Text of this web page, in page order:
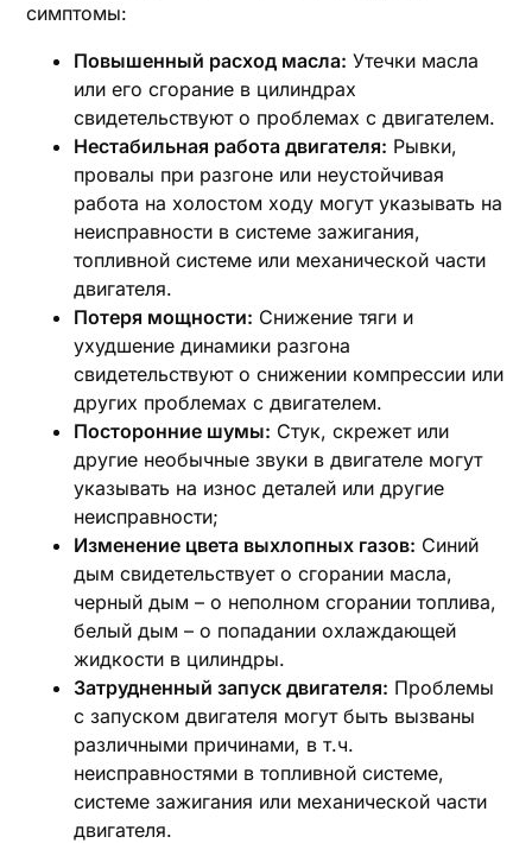
симптомы:
Повышенный расход масла: Утечки масла
или его сгорание в цилиндрах
свидетельствуют о проблемах с двигателем.
Нестабильная работа двигателя: Рывки,
провалы при разгоне или неустойчивая
работа на холостом ходу могут указывать на
неисправности в системе зажигания,
топливной системе или механической части
двигателя.
Потеря мощности: Снижение тяги и
ухудшение динамики разгона
свидетельствуют о снижении компрессии или
других проблемах с двигателем.
Посторонние шумы: Стук, скрежет или
другие необычные звуки в двигателе могут
указывать на износ деталей или другие
неисправности;
Изменение цвета выхлопных газов: Синий
дым свидетельствует о сгорании масла,
черный дым – о неполном сгорании топлива,
белый дым – о попадании охлаждающей
жидкости в цилиндры.
Затрудненный запуск двигателя: Проблемы
с запуском двигателя могут быть вызваны
различными причинами, в т.ч.
неисправностями в топливной системе,
системе зажигания или механической части
двигателя.